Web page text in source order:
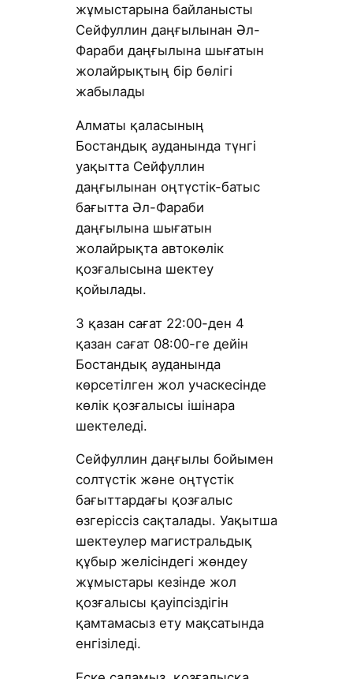
жұмыстарына байланысты
Сейфуллин даңғылынан Әл-
Фараби даңғылына шығатын
жолайрықтың бір бөлігі
жабылады
Алматы қаласының
Бостандық ауданында түнгі
уақытта Сейфуллин
даңғылынан оңтүстік-батыс
бағытта Әл-Фараби
даңғылына шығатын
жолайрықта автокөлік
қозғалысына шектеу
қойылады.
3 қазан сағат 22:00-ден 4
қазан сағат 08:00-ге дейін
Бостандық ауданында
көрсетілген жол учаскесінде
көлік қозғалысы ішінара
шектеледі.
Сейфуллин даңғылы бойымен
солтүстік және оңтүстік
бағыттардағы қозғалыс
өзгеріссіз сақталады. Уақытша
шектеулер магистральдық
құбыр желісіндегі жөндеу
жұмыстары кезінде жол
қозғалысы қауіпсіздігін
қамтамасыз ету мақсатында
енгізіледі.